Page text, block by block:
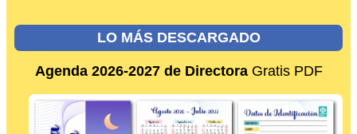
LO MÁS DESCARGADO
Agenda 2026-2027 de DirectoraGratis PDF